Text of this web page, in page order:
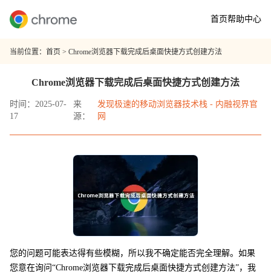
首页帮助中心
当前位置： 首页 > Chrome浏览器下载完成后桌面快捷方式创建方法
Chrome浏览器下载完成后桌面快捷方式创建方法
时间：2025-07-
17
来
源：
发现极速的移动浏览器技术栈 - 内融视界官
网
您的问题可能表达得有些模糊，所以我不确定能否完全理解。如果
您意在询问“Chrome浏览器下载完成后桌面快捷方式创建方法”，我